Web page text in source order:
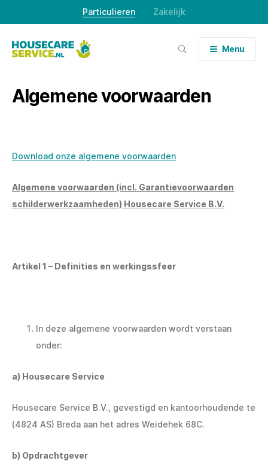
content
Particulieren Zakelijk
Menu
Algemene voorwaarden
Download onze algemene voorwaarden
Algemene voorwaarden (incl. Garantievoorwaarden
schilderwerkzaamheden) Housecare Service B.V.
Artikel 1 – Definities en werkingssfeer
In deze algemene voorwaarden wordt verstaan
onder:
a) Housecare Service
Housecare Service B.V., gevestigd en kantoorhoudende te
(4824 AS) Breda aan het adres Weidehek 68C.
b) Opdrachtgever